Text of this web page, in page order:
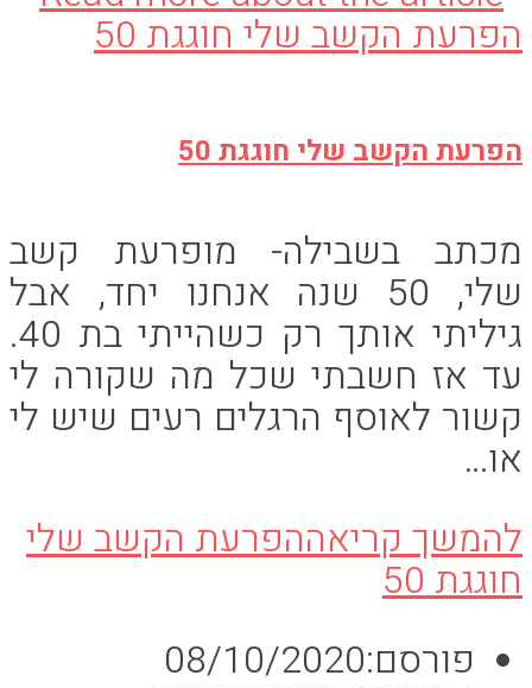
הפרעת הקשב שלי חוגגת 50
מכתב בשבילה- מופרעת קשב
שלי, 50 שנה אנחנו יחד, אבל
גיליתי אותך רק כשהייתי בת 40.
עד אז חשבתי שכל מה שקורה לי
קשור לאוסף הרגלים רעים שיש לי
או…
להמשך קריאההפרעת הקשב שלי
חוגגת 50
פורסם:08/10/2020